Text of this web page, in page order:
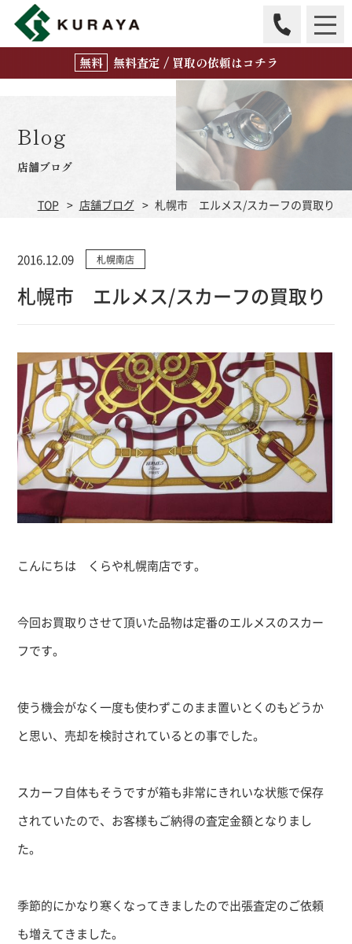
無料査定 / 買取の依頼はコチラ
Blog
店舗ブログ
TOP 店舗ブログ 札幌市 エルメス/スカーフの買取り
2016.12.09 札幌南店
札幌市 エルメス/スカーフの買取り
こんにちは くらや札幌南店です。
今回お買取りさせて頂いた品物は定番のエルメスのスカー
フです。
使う機会がなく一度も使わずこのまま置いとくのもどうか
と思い、売却を検討されているとの事でした。
スカーフ自体もそうですが箱も非常にきれいな状態で保存
されていたので、お客様もご納得の査定金額となりまし
た。
季節的にかなり寒くなってきましたので出張査定のご依頼
も増えてきました。